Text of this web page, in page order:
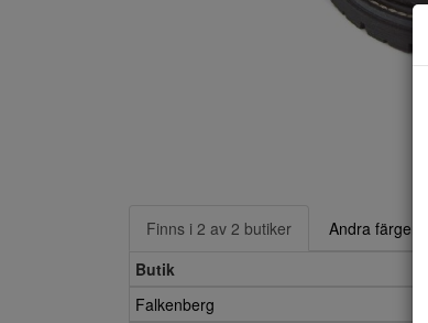
Finns i 2 av 2 butiker
Andra färger
Butik
Falkenberg